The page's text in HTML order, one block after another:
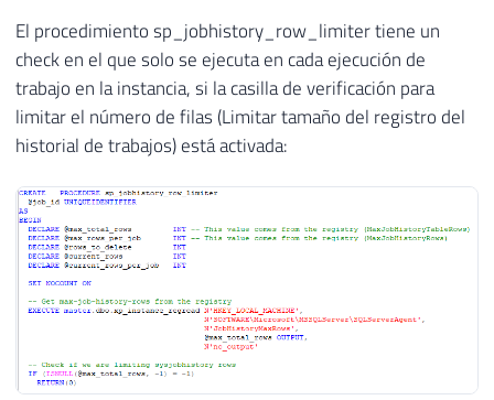
El procedimiento sp_jobhistory_row_limiter tiene un
check en el que solo se ejecuta en cada ejecución de
trabajo en la instancia, si la casilla de verificación para
limitar el número de filas (Limitar tamaño del registro del
historial de trabajos) está activada: